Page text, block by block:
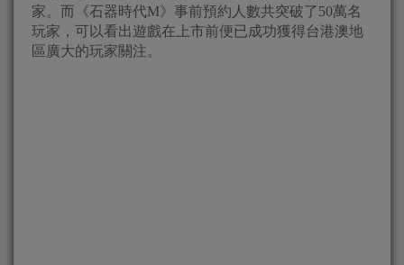
家。而《石器時代M》事前預約人數共突破了50萬名
玩家，可以看出遊戲在上市前便已成功獲得台港澳地
區廣大的玩家關注。